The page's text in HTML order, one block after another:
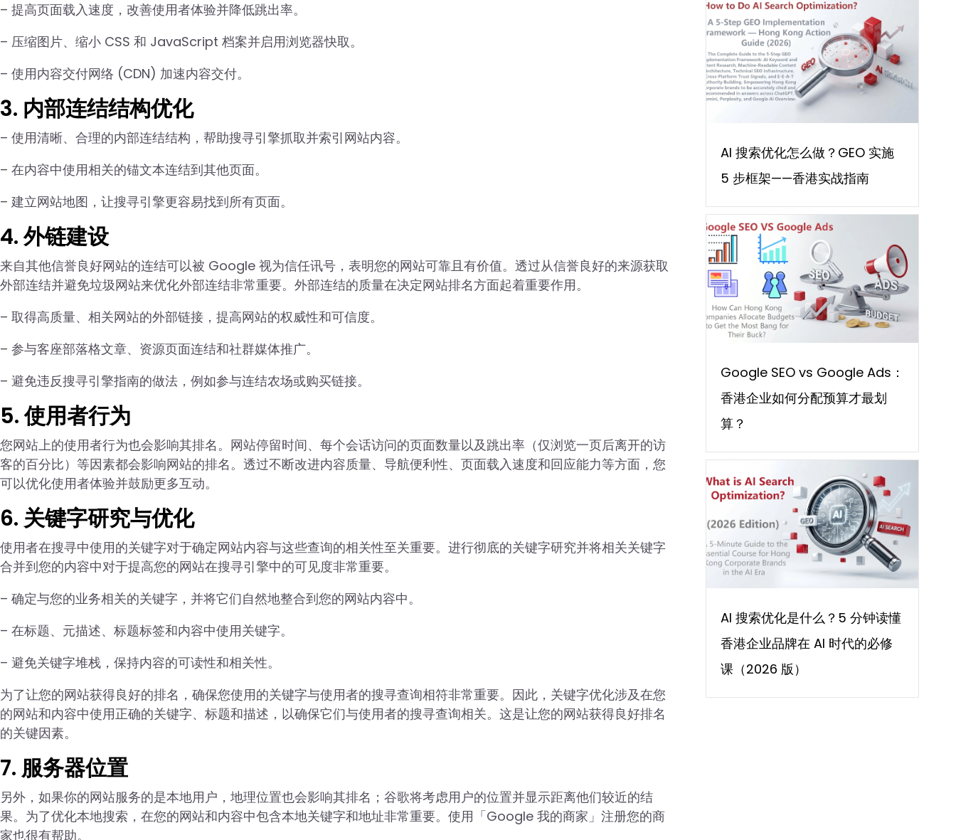
– 提高页面载入速度，改善使用者体验并降低跳出率。
– 压缩图片、缩小 CSS 和 JavaScript 档案并启用浏览器快取。
– 使用内容交付网络 (CDN) 加速内容交付。
3. 内部连结结构优化
– 使用清晰、合理的内部连结结构，帮助搜寻引擎抓取并索引网站内容。
– 在内容中使用相关的锚文本连结到其他页面。
– 建立网站地图，让搜寻引擎更容易找到所有页面。
4. 外链建设
来自其他信誉良好网站的连结可以被 Google 视为信任讯号，表明您的网站可靠且有价值。透过从信誉良好的来源获取
外部连结并避免垃圾网站来优化外部连结非常重要。外部连结的质量在决定网站排名方面起着重要作用。
– 取得高质量、相关网站的外部链接，提高网站的权威性和可信度。
– 参与客座部落格文章、资源页面连结和社群媒体推广。
– 避免违反搜寻引擎指南的做法，例如参与连结农场或购买链接。
5. 使用者行为
您网站上的使用者行为也会影响其排名。网站停留时间、每个会话访问的页面数量以及跳出率（仅浏览一页后离开的访
客的百分比）等因素都会影响网站的排名。透过不断改进内容质量、导航便利性、页面载入速度和回应能力等方面，您
可以优化使用者体验并鼓励更多互动。
6. 关键字研究与优化
使用者在搜寻中使用的关键字对于确定网站内容与这些查询的相关性至关重要。进行彻底的关键字研究并将相关关键字
合并到您的内容中对于提高您的网站在搜寻引擎中的可见度非常重要。
– 确定与您的业务相关的关键字，并将它们自然地整合到您的网站内容中。
– 在标题、元描述、标题标签和内容中使用关键字。
– 避免关键字堆栈，保持内容的可读性和相关性。
为了让您的网站获得良好的排名，确保您使用的关键字与使用者的搜寻查询相符非常重要。因此，关键字优化涉及在您
的网站和内容中使用正确的关键字、标题和描述，以确保它们与使用者的搜寻查询相关。这是让您的网站获得良好排名
的关键因素。
7. 服务器位置
另外，如果你的网站服务的是本地用户，地理位置也会影响其排名；谷歌将考虑用户的位置并显示距离他们较近的结
果。为了优化本地搜索，在您的网站和内容中包含本地关键字和地址非常重要。使用「Google 我的商家」注册您的商
家也很有帮助。
AI 搜索优化怎么做？GEO 实施
5 步框架——香港实战指南
Google SEO vs Google Ads：
香港企业如何分配预算才最划
算？
AI 搜索优化是什么？5 分钟读懂
香港企业品牌在 AI 时代的必修
课（2026 版）